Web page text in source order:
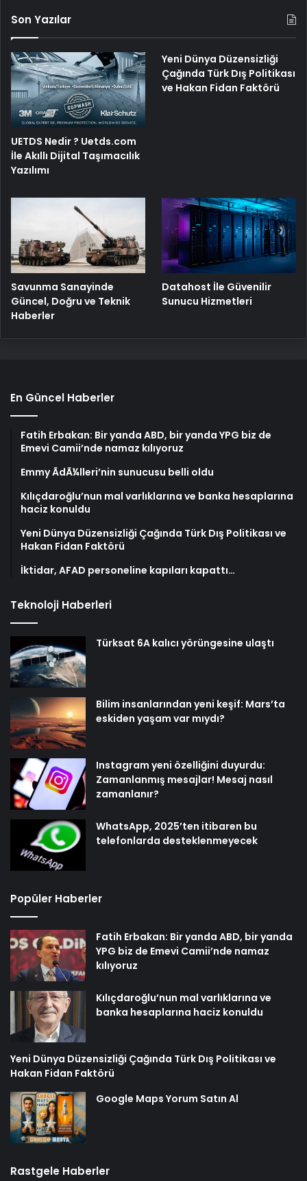
Son Yazılar
UETDS Nedir ? Uetds.com
İle Akıllı Dijital Taşımacılık
Yazılımı
Yeni Dünya Düzensizliği
Çağında Türk Dış Politikası
ve Hakan Fidan Faktörü
Savunma Sanayinde
Güncel, Doğru ve Teknik
Haberler
Datahost İle Güvenilir
Sunucu Hizmetleri
En Güncel Haberler
Fatih Erbakan: Bir yanda ABD, bir yanda YPG biz de
Emevi Camii’nde namaz kılıyoruz
Emmy ÃdÃ¼lleri’nin sunucusu belli oldu
Kılıçdaroğlu’nun mal varlıklarına ve banka hesaplarına
haciz konuldu
Yeni Dünya Düzensizliği Çağında Türk Dış Politikası ve
Hakan Fidan Faktörü
İktidar, AFAD personeline kapıları kapattı…
Teknoloji Haberleri
Türksat 6A kalıcı yörüngesine ulaştı
Bilim insanlarından yeni keşif: Mars’ta
eskiden yaşam var mıydı?
Instagram yeni özelliğini duyurdu:
Zamanlanmış mesajlar! Mesaj nasıl
zamanlanır?
WhatsApp, 2025’ten itibaren bu
telefonlarda desteklenmeyecek
Popüler Haberler
Fatih Erbakan: Bir yanda ABD, bir yanda
YPG biz de Emevi Camii’nde namaz
kılıyoruz
Kılıçdaroğlu’nun mal varlıklarına ve
banka hesaplarına haciz konuldu
Yeni Dünya Düzensizliği Çağında Türk Dış Politikası ve
Hakan Fidan Faktörü
Google Maps Yorum Satın Al
Rastgele Haberler